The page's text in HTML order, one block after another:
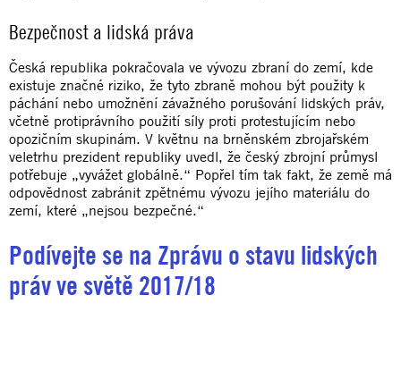
Bezpečnost a lidská práva
Česká republika pokračovala ve vývozu zbraní do zemí, kde
existuje značné riziko, že tyto zbraně mohou být použity k
páchání nebo umožnění závažného porušování lidských práv,
včetně protiprávního použití síly proti protestujícím nebo
opozičním skupinám. V květnu na brněnském zbrojařském
veletrhu prezident republiky uvedl, že český zbrojní průmysl
potřebuje „vyvážet globálně.“ Popřel tím tak fakt, že země má
odpovědnost zabránit zpětnému vývozu jejího materiálu do
zemí, které „nejsou bezpečné.“
Podívejte se na Zprávu o stavu lidských
práv ve světě 2017/18